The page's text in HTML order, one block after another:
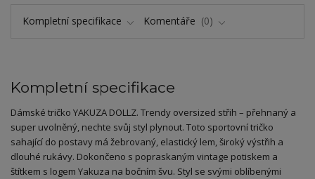
Kompletní specifikace Komentáře 0
Kompletní specifikace
Dámské tričko YAKUZA DOLLZ. Trendy oversized střih – přehnaný a
super uvolněný, nechte svůj styl plynout. Toto sportovní tričko
sahající do postavy má žebrovaný, elastický lem, široký výstřih a
dlouhé rukávy. Dokončeno s popraskaným vintage potiskem a
štítkem s logem Yakuza na bočním švu. Styl se svými oblíbenými